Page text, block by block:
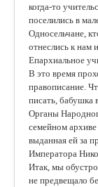
когда-то
поселились в
Односельчане,
отнеслись к нам
Епархиальное
В это время
правописание.
писать, бабушка
Органы
семейном архиве
выданная ей за
Императора
Итак, мы
не предвещало